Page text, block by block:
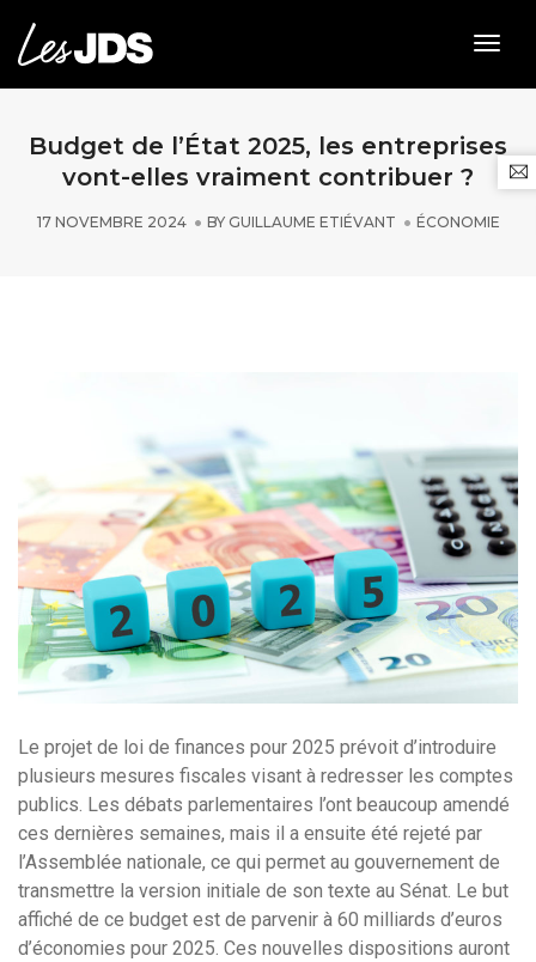
Budget de l’État 2025, les entreprises
vont-elles vraiment contribuer ?
17 NOVEMBRE 2024 BY GUILLAUME ETIÉVANT ÉCONOMIE
Le projet de loi de finances pour 2025 prévoit d’introduire
plusieurs mesures fiscales visant à redresser les comptes
publics. Les débats parlementaires l’ont beaucoup amendé
ces dernières semaines, mais il a ensuite été rejeté par
l’Assemblée nationale, ce qui permet au gouvernement de
transmettre la version initiale de son texte au Sénat. Le but
affiché de ce budget est de parvenir à 60 milliards d’euros
d’économies pour 2025. Ces nouvelles dispositions auront